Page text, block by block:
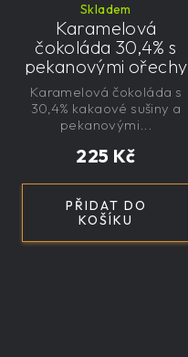
Skladem
Karamelová
čokoláda 30,4% s
pekanovými ořechy
145g - velká,
řemeslná,
exkluzivní, dárková
225 Kč
PŘIDAT DO
KOŠÍKU
Karamelová čokoláda s
30,4% kakaové sušiny a
pekanovými...